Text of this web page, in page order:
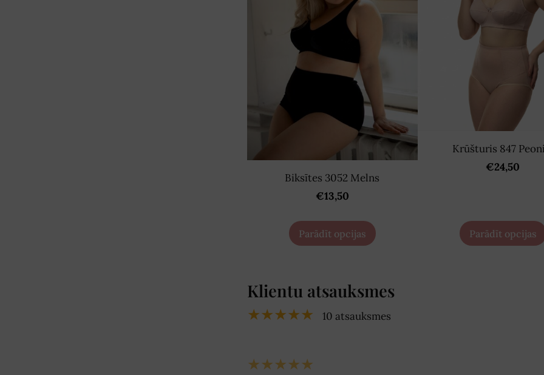
Biksītes 3052 Melns
€13,50
Parādīt opcijas
Krūšturis 847
€24,50
Parādīt opcijas
Klientu atsauksmes
★★★★★ 10 atsauksmes
★★★★★